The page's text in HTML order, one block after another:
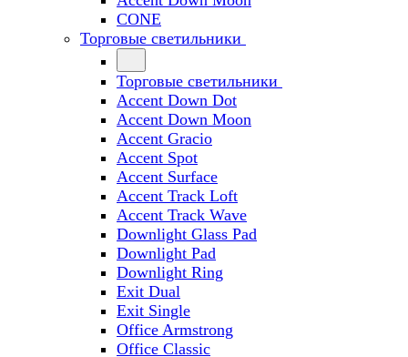
CONE
Торговые светильники
Торговые светильники
Accent Down Dot
Accent Down Moon
Accent Gracio
Accent Spot
Accent Surface
Accent Track Loft
Accent Track Wave
Downlight Glass Pad
Downlight Pad
Downlight Ring
Exit Dual
Exit Single
Office Armstrong
Office Classic